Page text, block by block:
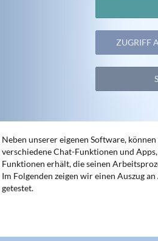
ZUGRIFF
Neben unserer eigenen Software,
verschiedene Chat-Funktionen und
Funktionen erhält, die seinen
Im Folgenden zeigen wir einen Auszug
getestet.